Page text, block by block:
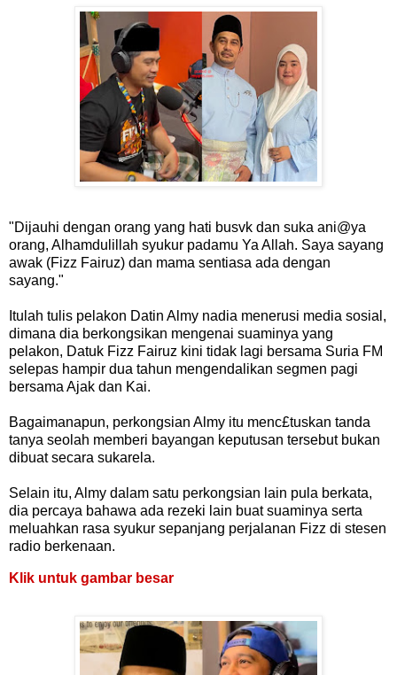
"Dijauhi dengan orang yang hati busvk dan suka ani@ya
orang, Alhamdulillah syukur padamu Ya Allah. Saya sayang
awak (Fizz Fairuz) dan mama sentiasa ada dengan
sayang."
Itulah tulis pelakon Datin Almy nadia menerusi media sosial,
dimana dia berkongsikan mengenai suaminya yang
pelakon, Datuk Fizz Fairuz kini tidak lagi bersama Suria FM
selepas hampir dua tahun mengendalikan segmen pagi
bersama Ajak dan Kai.
Bagaimanapun, perkongsian Almy itu menc£tuskan tanda
tanya seolah memberi bayangan keputusan tersebut bukan
dibuat secara sukarela.
Selain itu, Almy dalam satu perkongsian lain pula berkata,
dia percaya bahawa ada rezeki lain buat suaminya serta
meluahkan rasa syukur sepanjang perjalanan Fizz di stesen
radio berkenaan.
Klik untuk gambar besar